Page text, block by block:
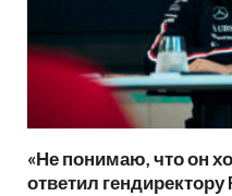
«Не понимаю, что он
ответил гендиректору